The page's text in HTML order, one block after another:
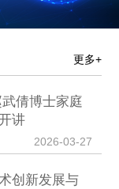
更多+
倩博士家庭
讲
2026-03-27
创新发展与